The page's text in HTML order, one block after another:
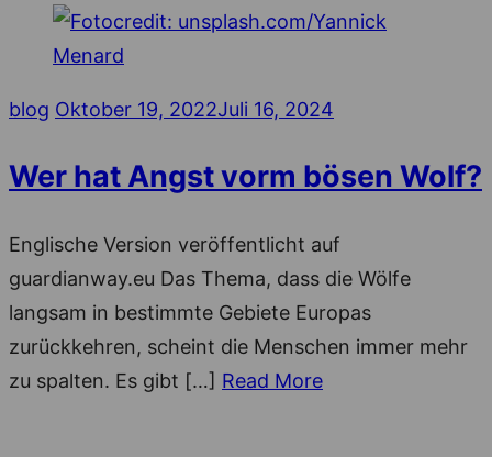
blog Posted
Oktober 19, 2022Juli 16, 2024
Wer hat Angst vorm bösen Wolf?
Englische Version veröffentlicht auf
guardianway.eu Das Thema, dass die Wölfe
langsam in bestimmte Gebiete Europas
zurückkehren, scheint die Menschen immer mehr
zu spalten. Es gibt […] Read More